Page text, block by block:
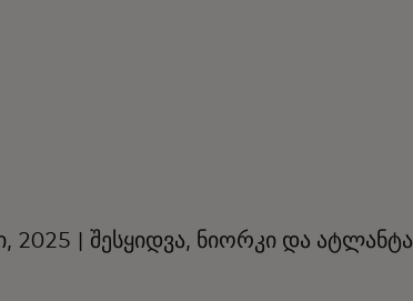
2025 | შესყიდვა, ნიორკი და ატლანტა